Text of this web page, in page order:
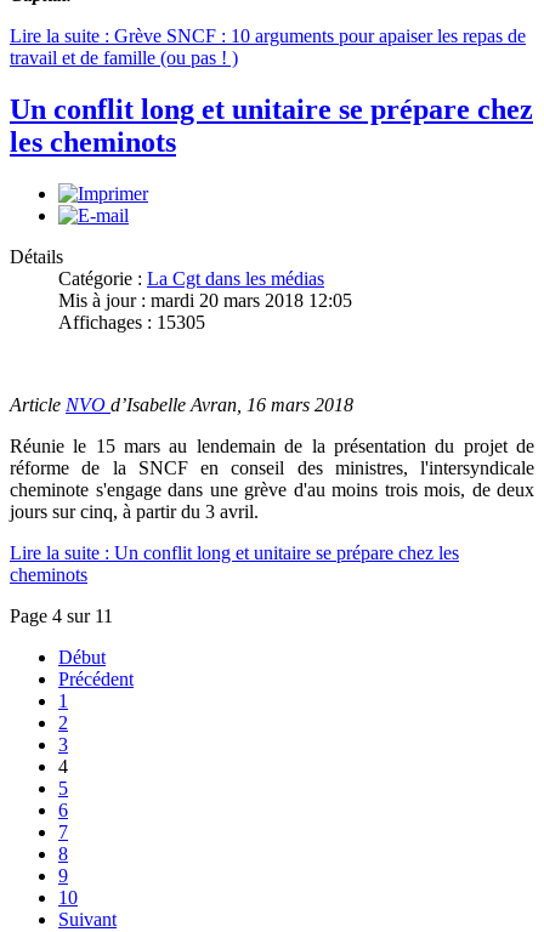
Lire la suite : Grève SNCF : 10 arguments pour apaiser les repas de
travail et de famille (ou pas ! )
Un conflit long et unitaire se prépare chez
les cheminots
Détails
Catégorie : La Cgt dans les médias
Mis à jour : mardi 20 mars 2018 12:05
Affichages : 15305
Article NVO d’Isabelle Avran, 16 mars 2018
Réunie le 15 mars au lendemain de la présentation du projet de
réforme de la SNCF en conseil des ministres, l'intersyndicale
cheminote s'engage dans une grève d'au moins trois mois, de deux
jours sur cinq, à partir du 3 avril.
Lire la suite : Un conflit long et unitaire se prépare chez les
cheminots
Page 4 sur 11
Début
Précédent
1
2
3
4
5
6
7
8
9
10
Suivant